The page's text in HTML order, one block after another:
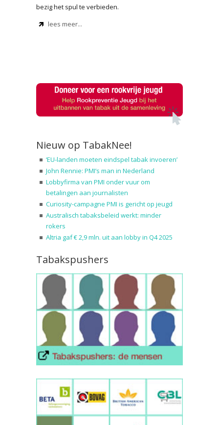
bezig het spul te verbieden.
lees meer...
Nieuw op TabakNee!
‘EU-landen moeten eindspel tabak invoeren’
John Rennie: PMI’s man in Nederland
Lobbyfirma van PMI onder vuur om
betalingen aan journalisten
Curiosity-campagne PMI is gericht op jeugd
Australisch tabaksbeleid werkt: minder
rokers
Altria gaf € 2,9 mln. uit aan lobby in Q4 2025
Tabakspushers